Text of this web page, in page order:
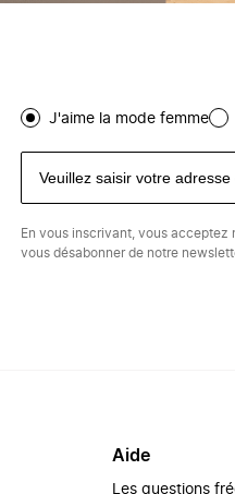
J'aime la mode femme
En vous inscrivant, vous acceptez
vous désabonner de notre
Aide
Les questions